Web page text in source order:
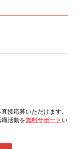
接応募いただけます。
職活動を無料サポート い